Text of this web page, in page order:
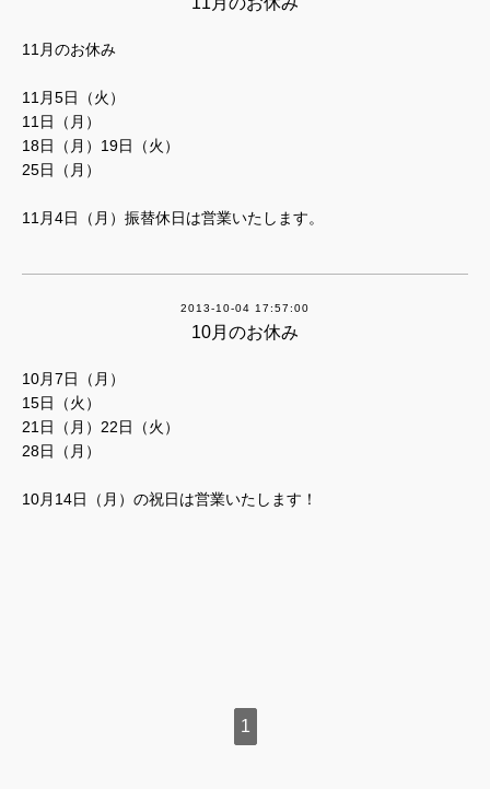
11月のお休み
11月5日（火）
11日（月）
18日（月）19日（火）
25日（月）
11月4日（月）振替休日は営業いたします。
2013-10-04 17:57:00
10月のお休み
10月7日（月）
15日（火）
21日（月）22日（火）
28日（月）
10月14日（月）の祝日は営業いたします！
1